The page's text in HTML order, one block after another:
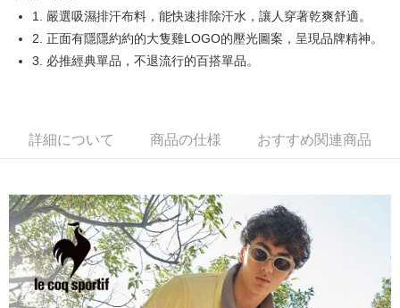
OP Pay Later
説明
的に OP Pay Later の取引プロセスに移行し、携帯番号を確認後、分割払
4. 注文成立後30分以内に確認取引を行わない場合や審査が通過しない場
合、注文は自動的にキャンセルされます。「転専審査」に未通過の状況が
発生した場合は、システムの評価基準に達していないことを意味し、評価
内容についての説明はいたしかねます。
【支払い方法の説明】
一、 AFTEE代金後払いについて
1.お支払い方法でAFTEE代金後払いを選択すると、携帯電話認証ウィンド
3.注文するときのお支払いは不要です。商品はご指定の住所に配送されま
す。
4.ご注文が完了すると、携帯に支払い通知のSMSが届きます。アプリ会員
の場合は、AFTEE アプリプッシュ通知が届きます。
5.商品受け取り時のお支払いは不要です。商品を確かめてから、SMSまた
はアプリの通知に従って、4大コンビニ、またはATM/オンラインバンキン
グでお支払いください。
ATM払い
全家取貨付款
送料無料
付款後全家取貨
送料無料
1. 嚴選吸濕排汗布料，能快速排除汗水，讓人穿著乾爽舒適。
2. 正面有隱隱約約的大隻雞LOGO的壓光圖案，呈現品牌精神。
3. 必推經典單品，不退流行的百搭單品。
詳細について 商品の仕様 おすすめ関連商品